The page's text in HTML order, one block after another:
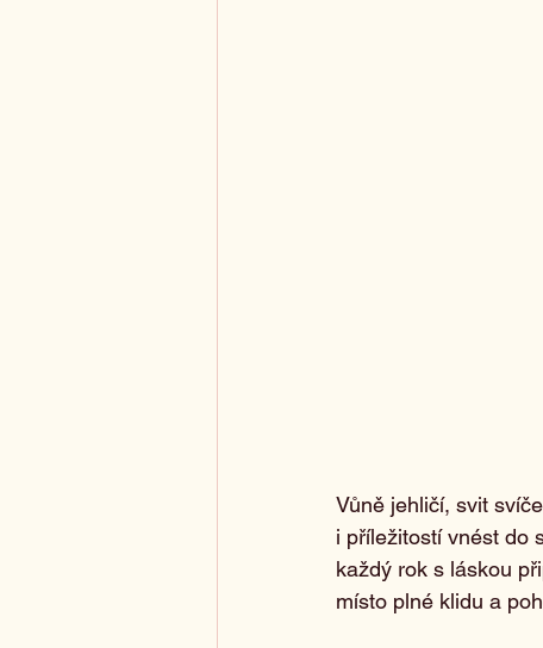
Vůně jehličí, svit
i příležitostí vnést do
každý rok s láskou
místo plné klidu a